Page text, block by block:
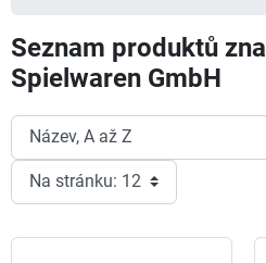
Seznam produktů
Spielwaren GmbH